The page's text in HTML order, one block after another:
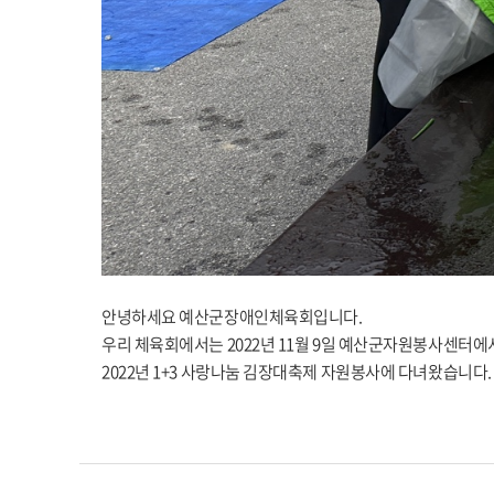
안녕하세요 예산군장애인체육회입니다.
우리 체육회에서는 2022년 11월 9일 예산군자원봉사센터에
2022년 1+3 사랑나눔 김장대축제 자원봉사에 다녀왔습니다.